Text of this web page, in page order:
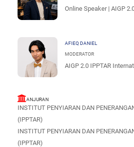
Online Speaker | AIGP
AFIEQ DANIEL
MODERATOR
AIGP 2.0 IPPTAR
ANJURAN
INSTITUT PENYIARAN DAN
(IPPTAR)
INSTITUT PENYIARAN DAN
(IPPTAR)